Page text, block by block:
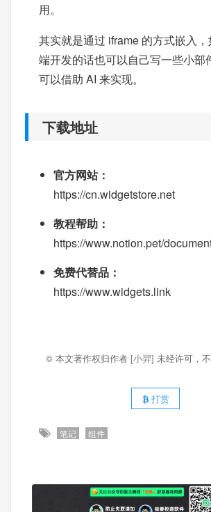
用。
其实就是通过 iframe 的方式嵌入
端开发的话也可以自己写一些小部
可以借助 AI 来实现。
下载地址
官方网站：
https://cn.widgetstore.net
教程帮助：
https://www.notion.pet/
免费代替品：
https://www.widgets.link
© 本文著作权归作者 [小羿] 未经许可，
打赏
笔记 组件